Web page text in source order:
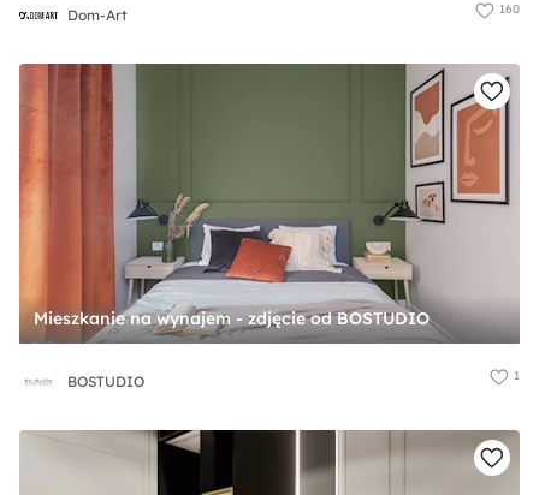
Dom-Art 160
Mieszkanie na wynajem - zdjęcie od BOSTUDIO
BOSTUDIO 1